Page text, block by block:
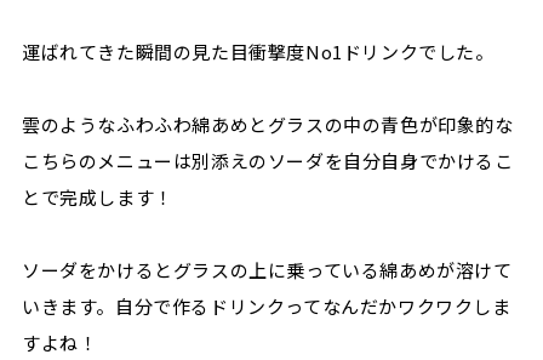
運ばれてきた瞬間の見た目衝撃度No1ドリンクでした。
雲のようなふわふわ綿あめとグラスの中の青色が印象的な
こちらのメニューは別添えのソーダを自分自身でかけるこ
とで完成します！
ソーダをかけるとグラスの上に乗っている綿あめが溶けて
いきます。自分で作るドリンクってなんだかワクワクしま
すよね！